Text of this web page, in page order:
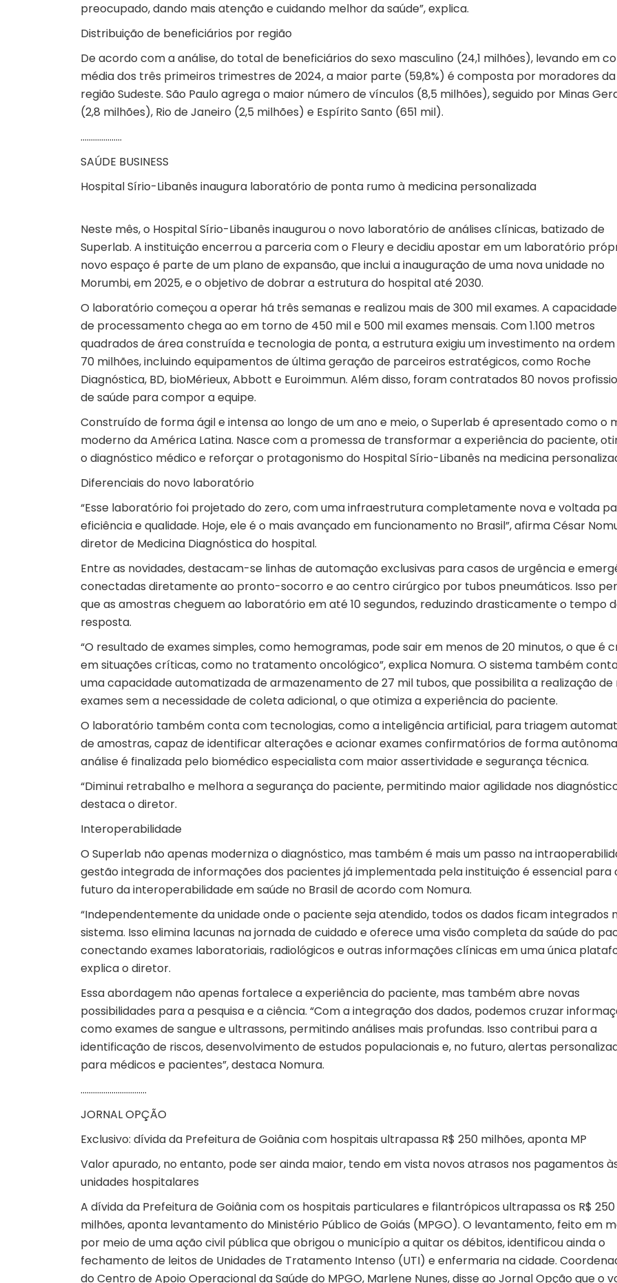
preocupado, dando mais atenção e cuidando melhor da saúde”, explica.
Distribuição de beneficiários por região
De acordo com a análise, do total de beneficiários do sexo masculino (24,1 milhões), levando em
média dos três primeiros trimestres de 2024, a maior parte (59,8%) é composta por moradores da
região Sudeste. São Paulo agrega o maior número de vínculos (8,5 milhões), seguido por Minas
(2,8 milhões), Rio de Janeiro (2,5 milhões) e Espírito Santo (651 mil).
………………..
SAÚDE BUSINESS
Hospital Sírio-Libanês inaugura laboratório de ponta rumo à medicina personalizada
Neste mês, o Hospital Sírio-Libanês inaugurou o novo laboratório de análises clínicas, batizado de
Superlab. A instituição encerrou a parceria com o Fleury e decidiu apostar em um laboratório
novo espaço é parte de um plano de expansão, que inclui a inauguração de uma nova unidade no
Morumbi, em 2025, e o objetivo de dobrar a estrutura do hospital até 2030.
O laboratório começou a operar há três semanas e realizou mais de 300 mil exames. A
de processamento chega ao em torno de 450 mil e 500 mil exames mensais. Com 1.100 metros
quadrados de área construída e tecnologia de ponta, a estrutura exigiu um investimento na ordem
70 milhões, incluindo equipamentos de última geração de parceiros estratégicos, como Roche
Diagnóstica, BD, bioMérieux, Abbott e Euroimmun. Além disso, foram contratados 80 novos
de saúde para compor a equipe.
Construído de forma ágil e intensa ao longo de um ano e meio, o Superlab é apresentado como o
moderno da América Latina. Nasce com a promessa de transformar a experiência do paciente,
o diagnóstico médico e reforçar o protagonismo do Hospital Sírio-Libanês na medicina
Diferenciais do novo laboratório
“Esse laboratório foi projetado do zero, com uma infraestrutura completamente nova e voltada
eficiência e qualidade. Hoje, ele é o mais avançado em funcionamento no Brasil”, afirma César
diretor de Medicina Diagnóstica do hospital.
Entre as novidades, destacam-se linhas de automação exclusivas para casos de urgência e
conectadas diretamente ao pronto-socorro e ao centro cirúrgico por tubos pneumáticos. Isso
que as amostras cheguem ao laboratório em até 10 segundos, reduzindo drasticamente o tempo
resposta.
“O resultado de exames simples, como hemogramas, pode sair em menos de 20 minutos, o que é
em situações críticas, como no tratamento oncológico”, explica Nomura. O sistema também
uma capacidade automatizada de armazenamento de 27 mil tubos, que possibilita a realização de
exames sem a necessidade de coleta adicional, o que otimiza a experiência do paciente.
O laboratório também conta com tecnologias, como a inteligência artificial, para triagem
de amostras, capaz de identificar alterações e acionar exames confirmatórios de forma
análise é finalizada pelo biomédico especialista com maior assertividade e segurança técnica.
“Diminui retrabalho e melhora a segurança do paciente, permitindo maior agilidade nos
destaca o diretor.
Interoperabilidade
O Superlab não apenas moderniza o diagnóstico, mas também é mais um passo na
gestão integrada de informações dos pacientes já implementada pela instituição é essencial para
futuro da interoperabilidade em saúde no Brasil de acordo com Nomura.
“Independentemente da unidade onde o paciente seja atendido, todos os dados ficam integrados
sistema. Isso elimina lacunas na jornada de cuidado e oferece uma visão completa da saúde do
conectando exames laboratoriais, radiológicos e outras informações clínicas em uma única
explica o diretor.
Essa abordagem não apenas fortalece a experiência do paciente, mas também abre novas
possibilidades para a pesquisa e a ciência. “Com a integração dos dados, podemos cruzar
como exames de sangue e ultrassons, permitindo análises mais profundas. Isso contribui para a
identificação de riscos, desenvolvimento de estudos populacionais e, no futuro, alertas
para médicos e pacientes”, destaca Nomura.
…………………………..
JORNAL OPÇÃO
Exclusivo: dívida da Prefeitura de Goiânia com hospitais ultrapassa R$ 250 milhões, aponta MP
Valor apurado, no entanto, pode ser ainda maior, tendo em vista novos atrasos nos pagamentos
unidades hospitalares
A dívida da Prefeitura de Goiânia com os hospitais particulares e filantrópicos ultrapassa os R$ 250
milhões, aponta levantamento do Ministério Público de Goiás (MPGO). O levantamento, feito em
por meio de uma ação civil pública que obrigou o município a quitar os débitos, identificou ainda o
fechamento de leitos de Unidades de Tratamento Intenso (UTI) e enfermaria na cidade.
do Centro de Apoio Operacional da Saúde do MPGO, Marlene Nunes, disse ao Jornal Opção que o